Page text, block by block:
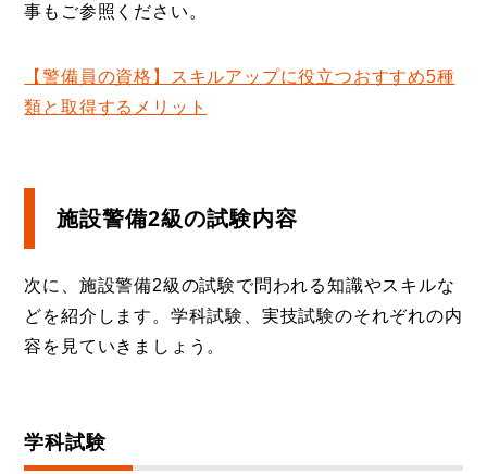
事もご参照ください。
【警備員の資格】スキルアップに役立つおすすめ5種
類と取得するメリット
施設警備2級の試験内容
次に、施設警備2級の試験で問われる知識やスキルな
どを紹介します。学科試験、実技試験のそれぞれの内
容を見ていきましょう。
学科試験